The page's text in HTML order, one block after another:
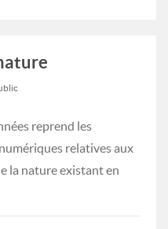
reprend les
relatives aux
la nature existant en